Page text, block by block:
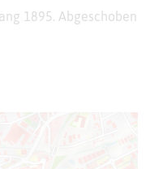
1895. Abgeschoben